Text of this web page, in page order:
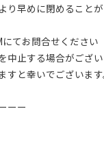
り早めに閉めることが
てお問合せください
中止する場合がござ
と幸いでございます
ーー